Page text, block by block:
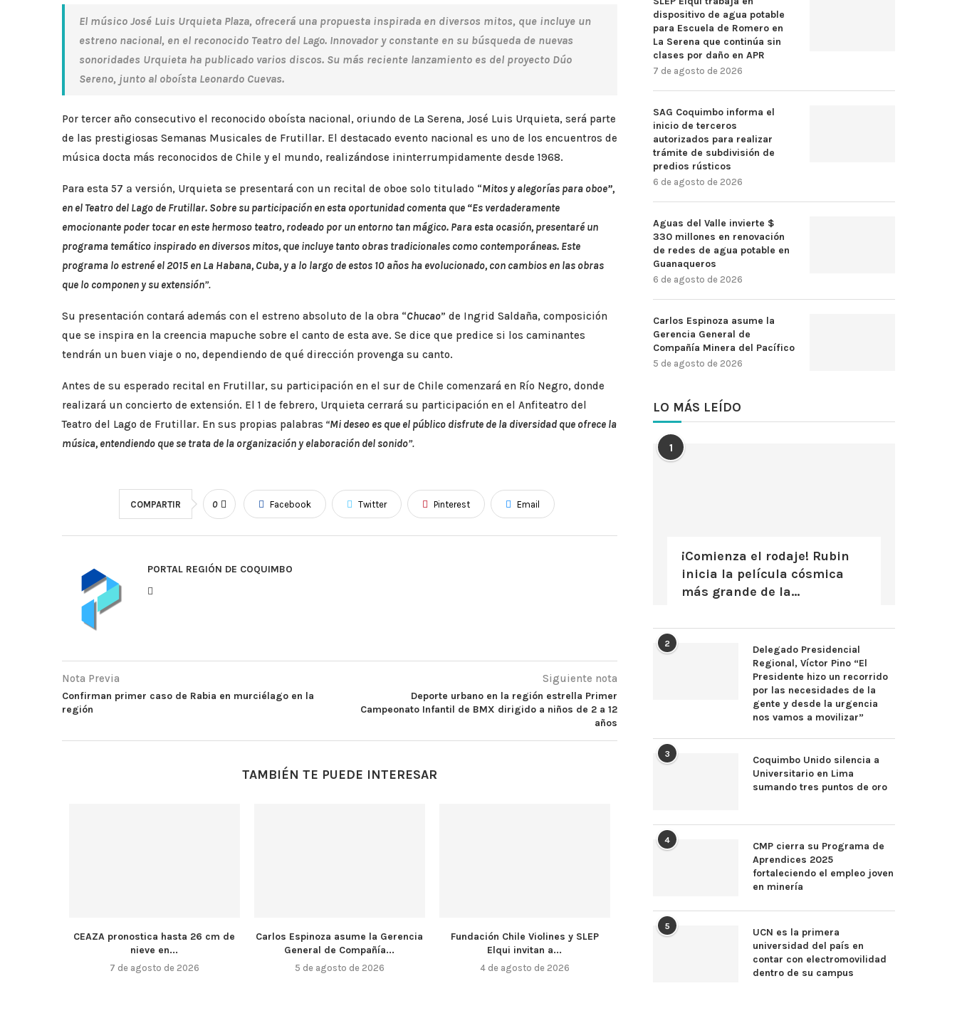
El músico José Luis Urquieta Plaza, ofrecerá una propuesta inspirada en diversos mitos, que incluye un
estreno nacional, en el reconocido Teatro del Lago. Innovador y constante en su búsqueda de nuevas
sonoridades Urquieta ha publicado varios discos. Su más reciente lanzamiento es del proyecto Dúo
Sereno, junto al oboísta Leonardo Cuevas.
Por tercer año consecutivo el reconocido oboísta nacional, oriundo de La Serena, José Luis Urquieta, será parte
de las prestigiosas Semanas Musicales de Frutillar. El destacado evento nacional es uno de los encuentros de
música docta más reconocidos de Chile y el mundo, realizándose ininterrumpidamente desde 1968.
Para esta 57 ª versión, Urquieta se presentará con un recital de oboe solo titulado “Mitos y alegorías para oboe”,
en el Teatro del Lago de Frutillar. Sobre su participación en esta oportunidad comenta que “Es verdaderamente
emocionante poder tocar en este hermoso teatro, rodeado por un entorno tan mágico. Para esta ocasión, presentaré un
programa temático inspirado en diversos mitos, que incluye tanto obras tradicionales como contemporáneas. Este
programa lo estrené el 2015 en La Habana, Cuba, y a lo largo de estos 10 años ha evolucionado, con cambios en las obras
que lo componen y su extensión”.
Su presentación contará además con el estreno absoluto de la obra “Chucao” de Ingrid Saldaña, composición
que se inspira en la creencia mapuche sobre el canto de esta ave. Se dice que predice si los caminantes
tendrán un buen viaje o no, dependiendo de qué dirección provenga su canto.
Antes de su esperado recital en Frutillar, su participación en el sur de Chile comenzará en Río Negro, donde
realizará un concierto de extensión. El 1 de febrero, Urquieta cerrará su participación en el Anfiteatro del
Teatro del Lago de Frutillar. En sus propias palabras “Mi deseo es que el público disfrute de la diversidad que ofrece la
música, entendiendo que se trata de la organización y elaboración del sonido”.
COMPARTIR 0 Facebook Twitter Pinterest Email
PORTAL REGIÓN DE COQUIMBO
Nota Previa
Confirman primer caso de Rabia en murciélago en la
región
Siguiente nota
Deporte urbano en la región estrella Primer
Campeonato Infantil de BMX dirigido a niños de 2 a 12
años
TAMBIÉN TE PUEDE INTERESAR
CEAZA pronostica hasta 26 cm de
nieve en...
7 de agosto de 2026
Carlos Espinoza asume la Gerencia
General de Compañía...
5 de agosto de 2026
Fundación Chile Violines y SLEP
Elqui invitan a...
4 de agosto de 2026
dispositivo de agua potable
para Escuela de Romero en
La Serena que continúa sin
clases por daño en APR
7 de agosto de 2026
SAG Coquimbo informa el
inicio de terceros
autorizados para realizar
trámite de subdivisión de
predios rústicos
6 de agosto de 2026
Aguas del Valle invierte $
330 millones en renovación
de redes de agua potable en
Guanaqueros
6 de agosto de 2026
Carlos Espinoza asume la
Gerencia General de
Compañía Minera del Pacífico
5 de agosto de 2026
LO MÁS LEÍDO
1
¡Comienza el rodaje! Rubin
inicia la película cósmica
más grande de la...
2
Delegado Presidencial
Regional, Víctor Pino “El
Presidente hizo un recorrido
por las necesidades de la
gente y desde la urgencia
nos vamos a movilizar”
3
Coquimbo Unido silencia a
Universitario en Lima
sumando tres puntos de oro
4
CMP cierra su Programa de
Aprendices 2025
fortaleciendo el empleo joven
en minería
5
UCN es la primera
universidad del país en
contar con electromovilidad
dentro de su campus